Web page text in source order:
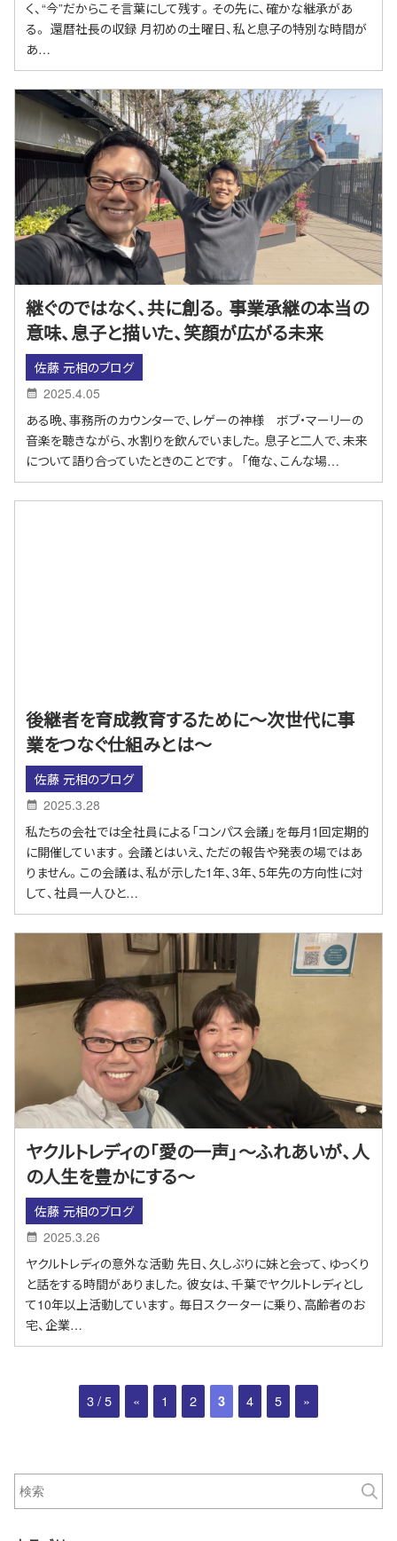
く、“今”だからこそ言葉にして残す。その先に、確かな継承があ
る。 還暦社長の収録 月初めの土曜日、私と息子の特別な時間が
あ…
継ぐのではなく、共に創る。事業承継の本当の
意味、息子と描いた、笑顔が広がる未来
佐藤 元相のブログ
2025.4.05
ある晩、事務所のカウンターで、レゲーの神様 ボブ・マーリーの
音楽を聴きながら、水割りを飲んでいました。息子と二人で、未来
について語り合っていたときのことです。 「俺な、こんな場…
後継者を育成教育するために～次世代に事
業をつなぐ仕組みとは〜
佐藤 元相のブログ
2025.3.28
私たちの会社では全社員による「コンパス会議」を毎月1回定期的
に開催しています。会議とはいえ、ただの報告や発表の場ではあ
りません。この会議は、私が示した1年、3年、5年先の方向性に対
して、社員一人ひと…
ヤクルトレディの「愛の一声」〜ふれあいが、人
の人生を豊かにする〜
佐藤 元相のブログ
2025.3.26
ヤクルトレディの意外な活動 先日、久しぶりに妹と会って、ゆっくり
と話をする時間がありました。彼女は、千葉でヤクルトレディとし
て10年以上活動しています。毎日スクーターに乗り、高齢者のお
宅、企業…
3 / 5 « 1 2 3 4 5 »